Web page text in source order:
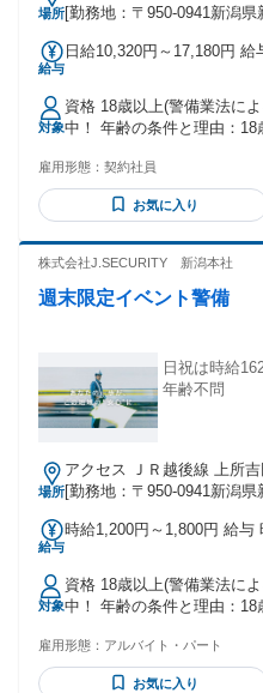
場所線 新潟南口徒歩約43分、Ｊ
[勤務地：〒950-0941新潟
給与
日給10,320円～17,180円
9,920円＋車両手当400円＋
両手当400円＋燃料費 ※残
支給 ■月収例 ・日勤23日残業6時間勤務の場合・・249,788円
・夜勤23日残業7時間勤務
対象
資格 18歳以上(警備業法に
中！ 年齢の条件と理由：18歳以上 64歳以下： 警備業法、列
65歳未満まで）があるため。
雇用形態： 契約社員
お気に入り
株式会社J.SECURITY 新潟本社
週末限定イベント警備
日祝は時給
年齢不問
場所
アクセス ＪＲ越後線 上所
線 新潟南口徒歩約43分、Ｊ
[勤務地：〒950-0941新潟
給与
時給1,200円～1,800円 給
方手当有り） ※車両費支給 【研修について】 ■法定研修（20
時間）：21,000円 →基本と安全
曜 時給：1200円 ■日祝 時給
対象
資格 18歳以上(警備業法に
中！ 年齢の条件と理由
雇用形態： アルバイト・パート
お気に入り